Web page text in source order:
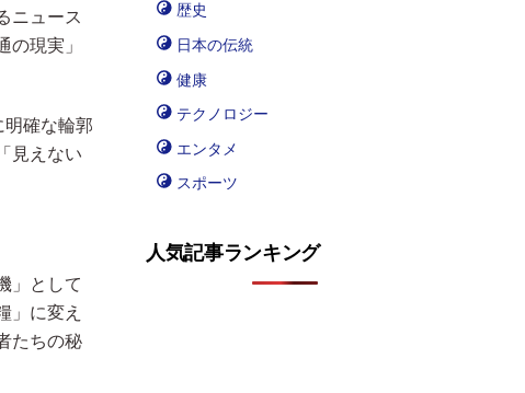
ニュース
現実」
確な輪郭
見えない
」として
」に変え
たちの秘
歴史
日本の伝統
健康
テクノロジー
エンタメ
スポーツ
人気記事ランキング